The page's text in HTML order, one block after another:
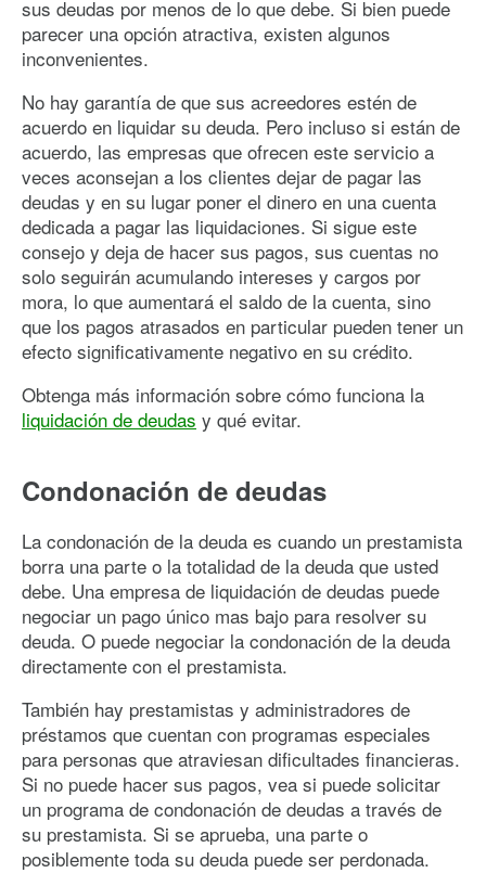
sus deudas por menos de lo que debe. Si bien puede
parecer una opción atractiva, existen algunos
inconvenientes.
No hay garantía de que sus acreedores estén de
acuerdo en liquidar su deuda. Pero incluso si están de
acuerdo, las empresas que ofrecen este servicio a
veces aconsejan a los clientes dejar de pagar las
deudas y en su lugar poner el dinero en una cuenta
dedicada a pagar las liquidaciones. Si sigue este
consejo y deja de hacer sus pagos, sus cuentas no
solo seguirán acumulando intereses y cargos por
mora, lo que aumentará el saldo de la cuenta, sino
que los pagos atrasados en particular pueden tener un
efecto significativamente negativo en su crédito.
Obtenga más información sobre cómo funciona la
liquidación de deudas y qué evitar.
Condonación de deudas
La condonación de la deuda es cuando un prestamista
borra una parte o la totalidad de la deuda que usted
debe. Una empresa de liquidación de deudas puede
negociar un pago único mas bajo para resolver su
deuda. O puede negociar la condonación de la deuda
directamente con el prestamista.
También hay prestamistas y administradores de
préstamos que cuentan con programas especiales
para personas que atraviesan dificultades financieras.
Si no puede hacer sus pagos, vea si puede solicitar
un programa de condonación de deudas a través de
su prestamista. Si se aprueba, una parte o
posiblemente toda su deuda puede ser perdonada.